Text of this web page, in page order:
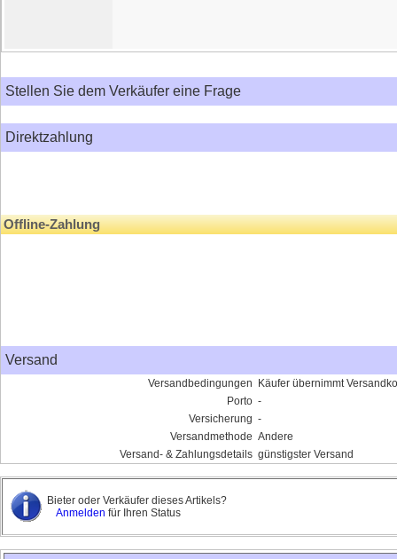
Stellen Sie dem Verkäufer eine Frage
Direktzahlung
Offline-Zahlung
Versand
Versandbedingungen
Käufer übernimmt
Porto -
Versicherung -
Versandmethode Andere
Versand- & Zahlungsdetails günstigster Versand
Bieter oder Verkäufer dieses Artikels?
Anmelden für Ihren Status